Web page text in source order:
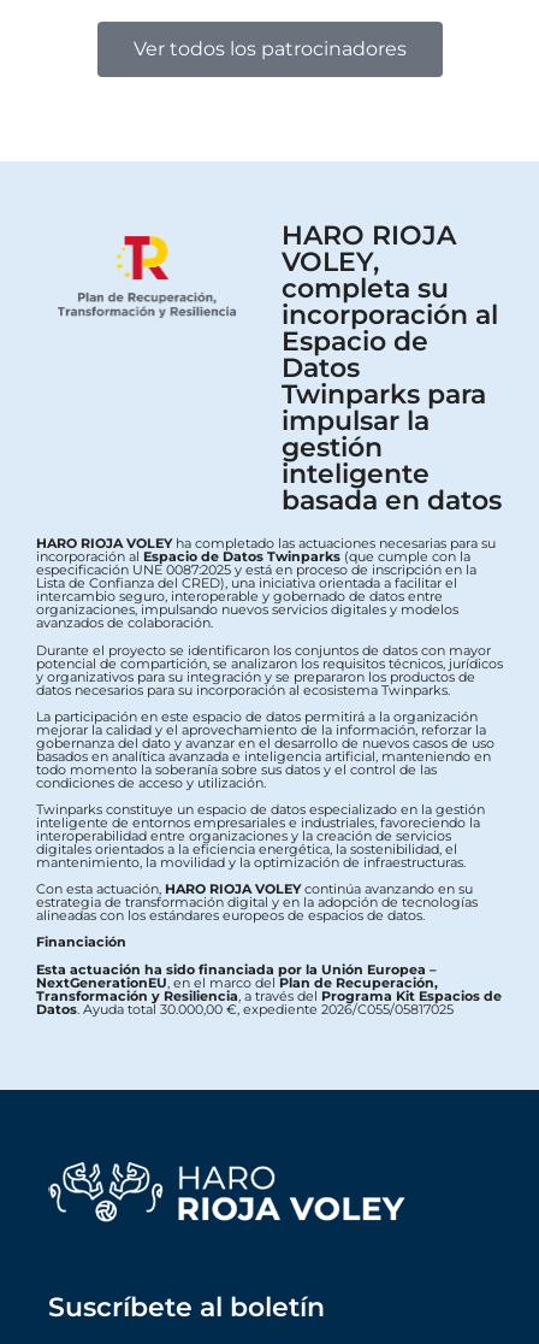
Ver todos los patrocinadores
HARO RIOJA
VOLEY,
completa su
incorporación al
Espacio de
Datos
Twinparks para
impulsar la
gestión
inteligente
basada en datos
HARO RIOJA VOLEYha completado las actuaciones necesarias para su
incorporación al Espacio de Datos Twinparks (que cumple con la
especificación UNE 0087:2025 y está en proceso de inscripción en la
Lista de Confianza del CRED), una iniciativa orientada a facilitar el
intercambio seguro, interoperable y gobernado de datos entre
organizaciones, impulsando nuevos servicios digitales y modelos
avanzados de colaboración.
Durante el proyecto se identificaron los conjuntos de datos con mayor
potencial de compartición, se analizaron los requisitos técnicos, jurídicos
y organizativos para su integración y se prepararon los productos de
datos necesarios para su incorporación al ecosistema Twinparks.
La participación en este espacio de datos permitirá a la organización
mejorar la calidad y el aprovechamiento de la información, reforzar la
gobernanza del dato y avanzar en el desarrollo de nuevos casos de uso
basados en analítica avanzada e inteligencia artificial, manteniendo en
todo momento la soberanía sobre sus datos y el control de las
condiciones de acceso y utilización.
Twinparks constituye un espacio de datos especializado en la gestión
inteligente de entornos empresariales e industriales, favoreciendo la
interoperabilidad entre organizaciones y la creación de servicios
digitales orientados a la eficiencia energética, la sostenibilidad, el
mantenimiento, la movilidad y la optimización de infraestructuras.
Con esta actuación, HARO RIOJA VOLEYcontinúa avanzando en su
estrategia de transformación digital y en la adopción de tecnologías
alineadas con los estándares europeos de espacios de datos.
Financiación
Esta actuación ha sido financiada por la Unión Europea –
NextGenerationEU , en el marco delPlan de Recuperación,
Transformación y Resiliencia , a través del Programa Kit Espacios de
Datos . Ayuda total 30.000,00 €, expediente 2026/C055/05817025
Suscríbete al boletín